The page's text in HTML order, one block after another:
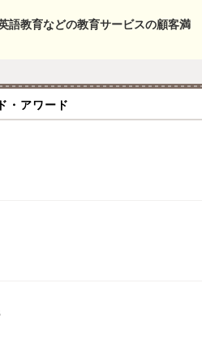
語教育などの教育サービスの顧客満
・アワード